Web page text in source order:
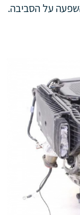
על הסביבה.